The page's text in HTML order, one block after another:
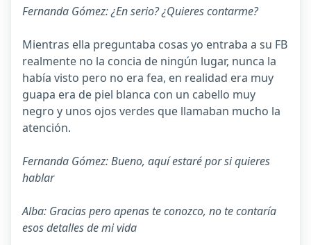
Fernanda Gómez: ¿En serio? ¿Quieres contarme?
Mientras ella preguntaba cosas yo entraba a su FB
realmente no la concia de ningún lugar, nunca la
había visto pero no era fea, en realidad era muy
guapa era de piel blanca con un cabello muy
negro y unos ojos verdes que llamaban mucho la
atención.
Fernanda Gómez: Bueno, aquí estaré por si quieres
hablar
Alba: Gracias pero apenas te conozco, no te contaría
esos detalles de mi vida